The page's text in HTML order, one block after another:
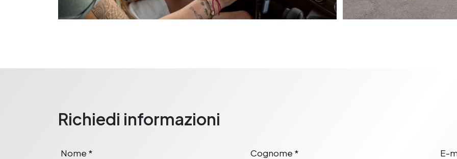
Richiedi informazioni
Nome * Cognome * E-